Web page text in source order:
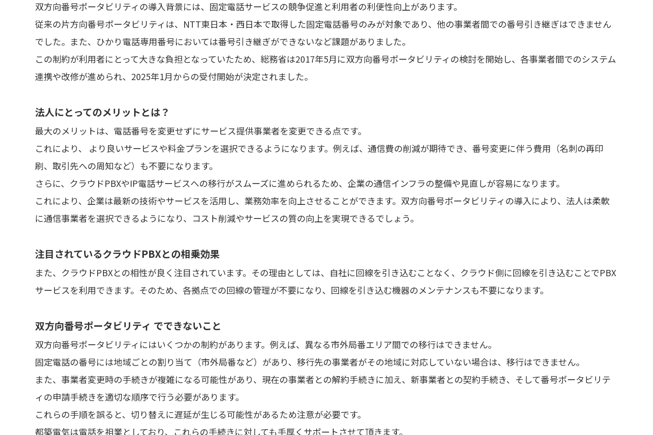
双方向番号ポータビリティの導入背景には、固定電話サービスの競争促進と利用者の利便性向上があります。
従来の片方向番号ポータビリティは、NTT東日本・西日本で取得した固定電話番号のみが対象であり、他の事業者間での番号引き継ぎはできません
でした。また、ひかり電話専用番号においては番号引き継ぎができないなど課題がありました。
この制約が利用者にとって大きな負担となっていたため、総務省は2017年5月に双方向番号ポータビリティの検討を開始し、各事業者間でのシステム
連携や改修が進められ、2025年1月からの受付開始が決定されました。
法人にとってのメリットとは？
最大のメリットは、電話番号を変更せずにサービス提供事業者を変更できる点です。
これにより、 より良いサービスや料金プランを選択できるようになります。例えば、通信費の削減が期待でき、番号変更に伴う費用（名刺の再印
刷、取引先への周知など）も不要になります。
さらに、クラウドPBXやIP電話サービスへの移行がスムーズに進められるため、企業の通信インフラの整備や見直しが容易になります。
これにより、企業は最新の技術やサービスを活用し、業務効率を向上させることができます。双方向番号ポータビリティの導入により、法人は柔軟
に通信事業者を選択できるようになり、コスト削減やサービスの質の向上を実現できるでしょう。
注目されているクラウドPBXとの相乗効果
また、クラウドPBXとの相性が良く注目されています。その理由としては、自社に回線を引き込むことなく、クラウド側に回線を引き込むことでPBX
サービスを利用できます。そのため、各拠点での回線の管理が不要になり、回線を引き込む機器のメンテナンスも不要になります。
双方向番号ポータビリティ でできないこと
双方向番号ポータビリティにはいくつかの制約があります。例えば、異なる市外局番エリア間での移行はできません。
固定電話の番号には地域ごとの割り当て（市外局番など）があり、移行先の事業者がその地域に対応していない場合は、移行はできません。
また、事業者変更時の手続きが複雑になる可能性があり、現在の事業者との解約手続きに加え、新事業者との契約手続き、そして番号ポータビリテ
ィの申請手続きを適切な順序で行う必要があります。
これらの手順を誤ると、切り替えに遅延が生じる可能性があるため注意が必要です。
都築電気は電話を祖業としており、これらの手続きに対しても手厚くサポートさせて頂きます。